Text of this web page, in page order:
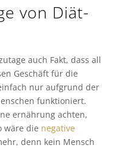
von Diät-
auch Fakt, dass all
Geschäft für die
nur aufgrund der
funktioniert.
ernährung achten,
wäre die negative
denn kein Mensch